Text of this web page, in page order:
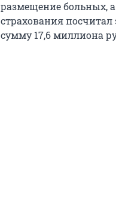
размещение больных,
страхования
сумму 17,6 миллиона